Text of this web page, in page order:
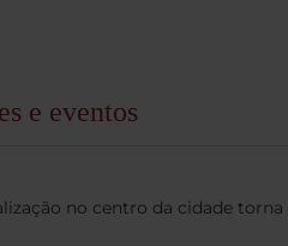
e eventos
no centro da cidade